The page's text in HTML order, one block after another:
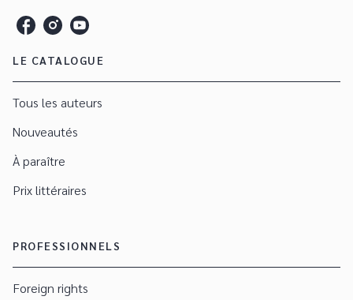
LE CATALOGUE
Tous les auteurs
Nouveautés
À paraître
Prix littéraires
PROFESSIONNELS
Foreign rights